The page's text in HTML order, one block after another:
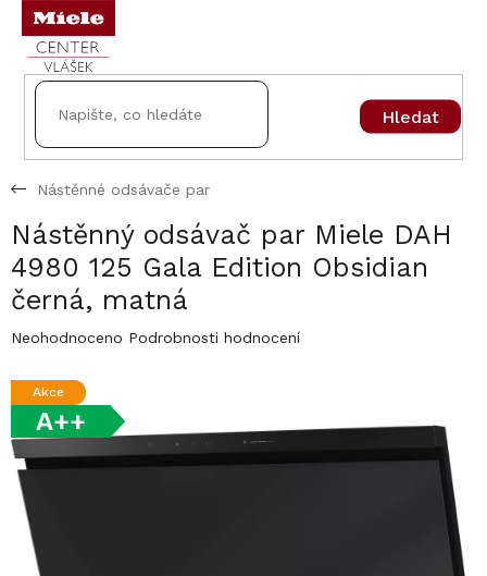
Přejít
obsah
Hledat
Nástěnné odsávače par
Nástěnný odsávač par Miele DAH
4980 125 Gala Edition Obsidian
černá, matná
Průměrné
produktu
z
5
hvězdiček.
Neohodnoceno Podrobnosti hodnocení
Akce
A++